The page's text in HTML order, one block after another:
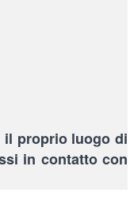
il proprio luogo di
in contatto con